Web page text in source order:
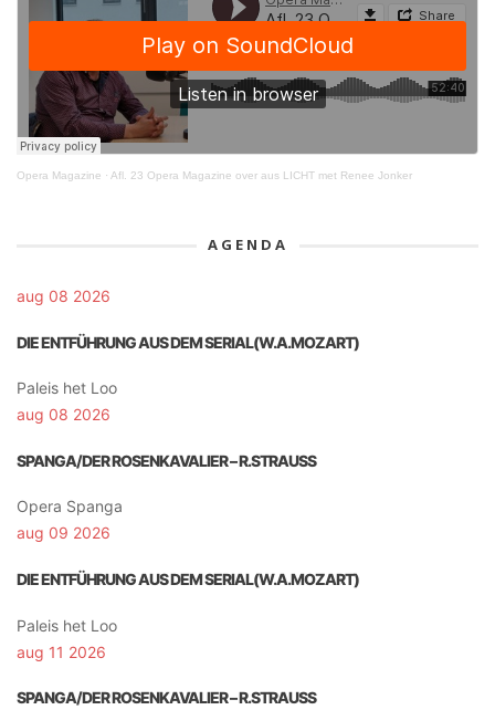
Opera Magazine · Afl. 23 Opera Magazine over aus LICHT met Renee Jonker
AGENDA
aug 08 2026
DIE ENTFÜHRUNG AUS DEM SERIAL(W.A.MOZART)
Paleis het Loo
aug 08 2026
SPANGA/DER ROSENKAVALIER – R.STRAUSS
Opera Spanga
aug 09 2026
DIE ENTFÜHRUNG AUS DEM SERIAL(W.A.MOZART)
Paleis het Loo
aug 11 2026
SPANGA/DER ROSENKAVALIER – R.STRAUSS